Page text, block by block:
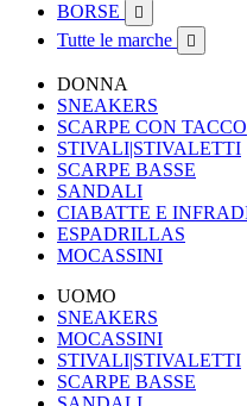
BORSE 
Tutte le marche 
DONNA
SNEAKERS
SCARPE CON TACCO
STIVALI|STIVALETTI
SCARPE BASSE
SANDALI
CIABATTE E
ESPADRILLAS
MOCASSINI
UOMO
SNEAKERS
MOCASSINI
STIVALI|STIVALETTI
SCARPE BASSE